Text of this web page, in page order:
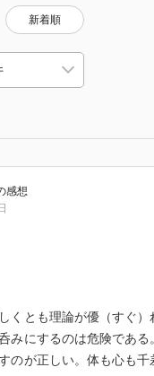
新着順
感想
くとも理論が優（すぐ
みにするのは危険であ
のが正しい。体も心も